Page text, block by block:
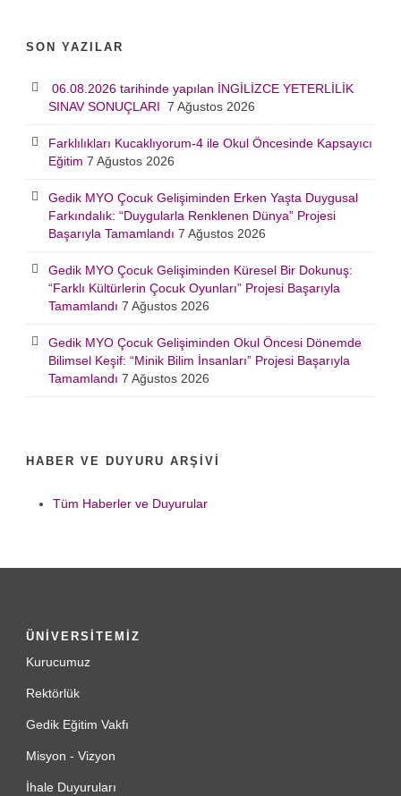
SON YAZILAR
06.08.2026 tarihinde yapılan İNGİLİZCE YETERLİLİK
SINAV SONUÇLARI 7 Ağustos 2026
Farklılıkları Kucaklıyorum-4 ile Okul Öncesinde Kapsayıcı
Eğitim 7 Ağustos 2026
Gedik MYO Çocuk Gelişiminden Erken Yaşta Duygusal
Farkındalık: “Duygularla Renklenen Dünya” Projesi
Başarıyla Tamamlandı 7 Ağustos 2026
Gedik MYO Çocuk Gelişiminden Küresel Bir Dokunuş:
“Farklı Kültürlerin Çocuk Oyunları” Projesi Başarıyla
Tamamlandı 7 Ağustos 2026
Gedik MYO Çocuk Gelişiminden Okul Öncesi Dönemde
Bilimsel Keşif: “Minik Bilim İnsanları” Projesi Başarıyla
Tamamlandı 7 Ağustos 2026
HABER VE DUYURU ARŞIVI
Tüm Haberler ve Duyurular
ÜNİVERSİTEMİZ
Kurucumuz
Rektörlük
Gedik Eğitim Vakfı
Misyon - Vizyon
İhale Duyuruları